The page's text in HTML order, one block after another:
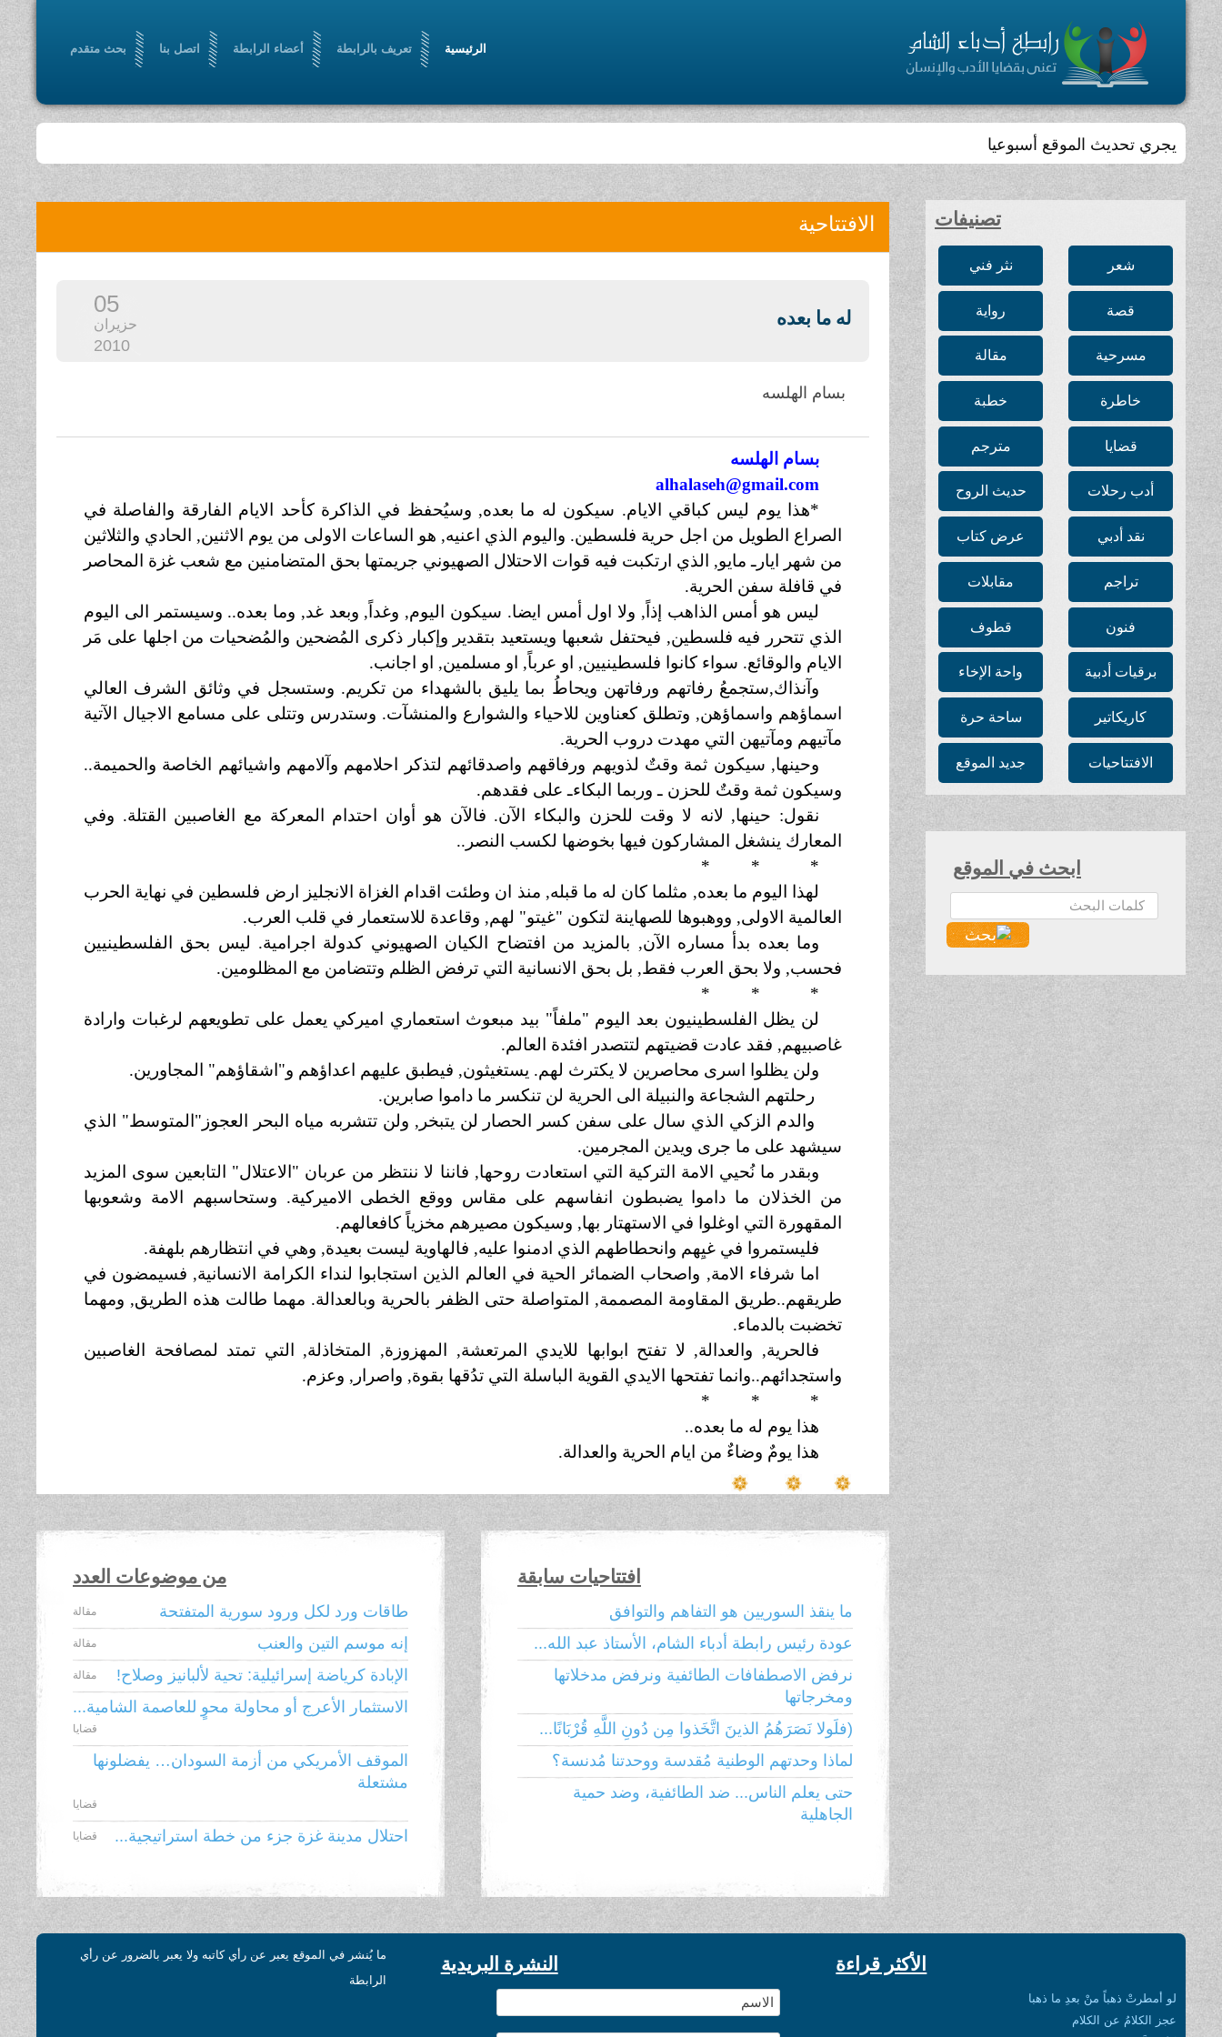
الرئيسية تعريف بالرابطة أعضاء الرابطة اتصل بنا بحث متقدم
يجري تحديث الموقع أسبوعيا
تصنيفات
شعر نثر فني
قصة رواية
مسرحية مقالة
خاطرة خطبة
قضايا مترجم
أدب رحلات حديث الروح
نقد أدبي عرض كتاب
تراجم مقابلات
فنون قطوف
برقيات أدبية واحة الإخاء
كاريكاتير ساحة حرة
الافتتاحيات جديد الموقع
ابحث في الموقع
البحث...
الافتتاحية
له ما بعده
05
حزيران
2010
بسام الهلسه
بسام الهلسه
alhalaseh@gmail.com
*هذا يوم ليس كباقي الايام. سيكون له ما بعده, وسيُحفظ في الذاكرة كأحد الايام الفارقة والفاصلة في
الصراع الطويل من اجل حرية فلسطين. واليوم الذي اعنيه, هو الساعات الاولى من يوم الاثنين, الحادي والثلاثين
من شهر ايارـ مايو, الذي ارتكبت فيه قوات الاحتلال الصهيوني جريمتها بحق المتضامنين مع شعب غزة المحاصر
في قافلة سفن الحرية.
ليس هو أمس الذاهب إذاً, ولا اول أمس ايضا. سيكون اليوم, وغداً, وبعد غد, وما بعده.. وسيستمر الى اليوم
الذي تتحرر فيه فلسطين, فيحتفل شعبها ويستعيد بتقدير وإكبار ذكرى المُضحين والمُضحيات من اجلها على مَر
الايام والوقائع. سواء كانوا فلسطينيين, او عرباً, او مسلمين, او اجانب.
وآنذاك,ستجمعُ رفاتهم ورفاتهن ويحاطُ بما يليق بالشهداء من تكريم. وستسجل في وثائق الشرف العالي
اسماؤهم واسماؤهن, وتطلق كعناوين للاحياء والشوارع والمنشآت. وستدرس وتتلى على مسامع الاجيال الآتية
مآتيهم ومآتيهن التي مهدت دروب الحرية.
وحينها, سيكون ثمة وقتٌ لذويهم ورفاقهم واصدقائهم لتذكر احلامهم وآلامهم واشيائهم الخاصة والحميمة..
وسيكون ثمة وقتٌ للحزن ـ وربما البكاءـ على فقدهم.
نقول: حينها, لانه لا وقت للحزن والبكاء الآن. فالآن هو أوان احتدام المعركة مع الغاصبين القتلة. وفي
المعارك ينشغل المشاركون فيها بخوضها لكسب النصر..
* * *
لهذا اليوم ما بعده, مثلما كان له ما قبله, منذ ان وطئت اقدام الغزاة الانجليز ارض فلسطين في نهاية الحرب
العالمية الاولى, ووهبوها للصهاينة لتكون "غيتو" لهم, وقاعدة للاستعمار في قلب العرب.
وما بعده بدأ مساره الآن, بالمزيد من افتضاح الكيان الصهيوني كدولة اجرامية. ليس بحق الفلسطينيين
فحسب, ولا بحق العرب فقط, بل بحق الانسانية التي ترفض الظلم وتتضامن مع المظلومين.
* * *
لن يظل الفلسطينيون بعد اليوم "ملفاً" بيد مبعوث استعماري اميركي يعمل على تطويعهم لرغبات وارادة
غاصبيهم, فقد عادت قضيتهم لتتصدر افئدة العالم.
ولن يظلوا اسرى محاصرين لا يكترث لهم. يستغيثون, فيطبق عليهم اعداؤهم و"اشقاؤهم" المجاورين.
رحلتهم الشجاعة والنبيلة الى الحرية لن تنكسر ما داموا صابرين.
والدم الزكي الذي سال على سفن كسر الحصار لن يتبخر, ولن تتشربه مياه البحر العجوز"المتوسط" الذي
سيشهد على ما جرى ويدين المجرمين.
وبقدر ما نُحيي الامة التركية التي استعادت روحها, فاننا لا ننتظر من عربان "الاعتلال" التابعين سوى المزيد
من الخذلان ما داموا يضبطون انفاسهم على مقاس ووقع الخطى الاميركية. وستحاسبهم الامة وشعوبها
المقهورة التي اوغلوا في الاستهتار بها, وسيكون مصيرهم مخزياً كافعالهم.
فليستمروا في غيِهم وانحطاطهم الذي ادمنوا عليه, فالهاوية ليست بعيدة, وهي في انتظارهم بلهفة.
اما شرفاء الامة, واصحاب الضمائر الحية في العالم الذين استجابوا لنداء الكرامة الانسانية, فسيمضون في
طريقهم..طريق المقاومة المصممة, المتواصلة حتى الظفر بالحرية وبالعدالة. مهما طالت هذه الطريق, ومهما
تخضبت بالدماء.
فالحرية, والعدالة, لا تفتح ابوابها للايدي المرتعشة, المهزوزة, المتخاذلة, التي تمتد لمصافحة الغاصبين
واستجدائهم..وانما تفتحها الايدي القوية الباسلة التي تدُقها بقوة, واصرار, وعزم.
* * *
هذا يوم له ما بعده..
هذا يومٌ وضاءٌ من ايام الحرية والعدالة.
افتتاحيات سابقة
ما ينقذ السوريين هو التفاهم والتوافق
عودة رئيس رابطة أدباء الشام، الأستاذ عبد الله...
نرفض الاصطفافات الطائفية ونرفض مدخلاتها
ومخرجاتها
(فلَولا نَصَرَهُمُ الذينَ اتَّخَذوا مِن دُونِ اللَّهِ قُرْبَانًا...
لماذا وحدتهم الوطنية مُقدسة ووحدتنا مُدنسة؟
حتى يعلم الناس... ضد الطائفية، وضد حمية
الجاهلية
من موضوعات العدد
طاقات ورد لكل ورود سورية المتفتحة مقالة
إنه موسم التين والعنب مقالة
الإبادة كرياضة إسرائيلية: تحية لألبانيز وصلاح! مقالة
الاستثمار الأعرج أو محاولة محوٍ للعاصمة الشامية...
قضايا
الموقف الأمريكي من أزمة السودان… يفضلونها
مشتعلة
قضايا
احتلال مدينة غزة جزء من خطة استراتيجية... قضايا
الأكثر قراءة
لو أمطرتْ ذهباً منْ بعدِ ما ذهبا
عجز الكلامُ عن الكلام
النشرة البريدية
ما يُنشر في الموقع يعبر عن رأي كاتبه ولا يعبر بالضرور عن رأي
الرابطة